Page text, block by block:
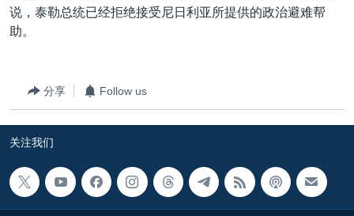
说，泰勒总统已经拒绝接受尼日利亚所提供的政治避难帮
助。
分享 Follow us
关注我们